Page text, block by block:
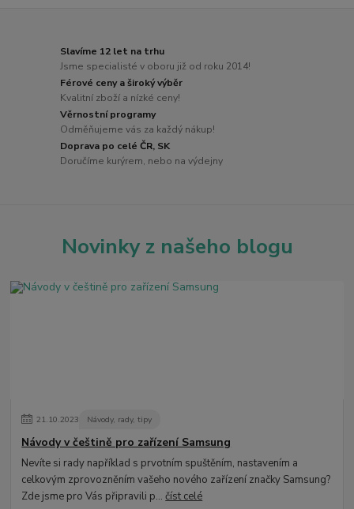
Slavíme 12 let na trhu
Jsme specialisté v oboru již od roku 2014!
Férové ceny a široký výběr
Kvalitní zboží a nízké ceny!
Věrnostní programy
Odměňujeme vás za každý nákup!
Doprava po celé ČR, SK
Doručíme kurýrem, nebo na výdejny
Novinky z našeho blogu
21.10.2023 Návody, rady, tipy
Návody v češtině pro zařízení Samsung
Nevíte si rady například s prvotním spuštěním, nastavením a
celkovým zprovozněním vašeho nového zařízení značky Samsung?
Zde jsme pro Vás připravili p...číst celé